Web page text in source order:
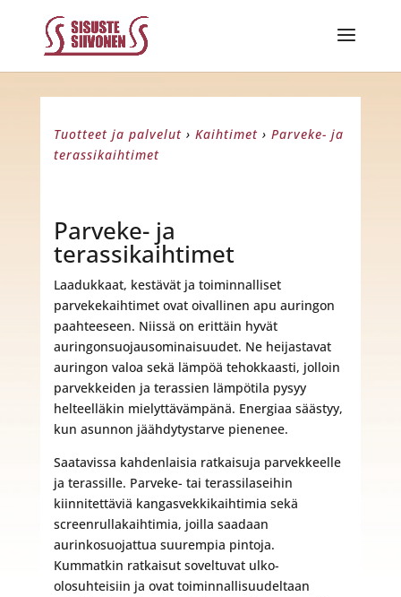
Tuotteet ja palvelut › Kaihtimet › Parveke- ja
terassikaihtimet
Parveke- ja
terassikaihtimet
Laadukkaat, kestävät ja toiminnalliset
parvekekaihtimet ovat oivallinen apu auringon
paahteeseen. Niissä on erittäin hyvät
auringonsuojausominaisuudet. Ne heijastavat
auringon valoa sekä lämpöä tehokkaasti, jolloin
parvekkeiden ja terassien lämpötila pysyy
helteelläkin mielyttävämpänä. Energiaa säästyy,
kun asunnon jäähdytystarve pienenee.
Saatavissa kahdenlaisia ratkaisuja parvekkeelle
ja terassille. Parveke- tai terassilaseihin
kiinnitettäviä kangasvekkikaihtimia sekä
screenrullakaihtimia, joilla saadaan
aurinkosuojattua suurempia pintoja.
Kummatkin ratkaisut soveltuvat ulko-
olosuhteisiin ja ovat toiminnallisuudeltaan